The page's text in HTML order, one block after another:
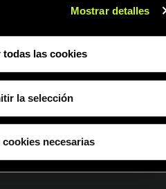
Mostrar detalles
todas las cookies
la selección
necesarias